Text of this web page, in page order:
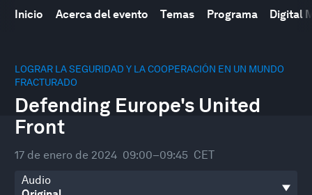
Inicio Acerca del evento Temas Programa Digital
LOGRAR LA SEGURIDAD Y LA COOPERACIÓN EN UN MUNDO
FRACTURADO
Defending Europe's United
Front
17 de enero de 2024 09:00–09:45 CET
Audio
seconds
of
minutes,
55
seconds